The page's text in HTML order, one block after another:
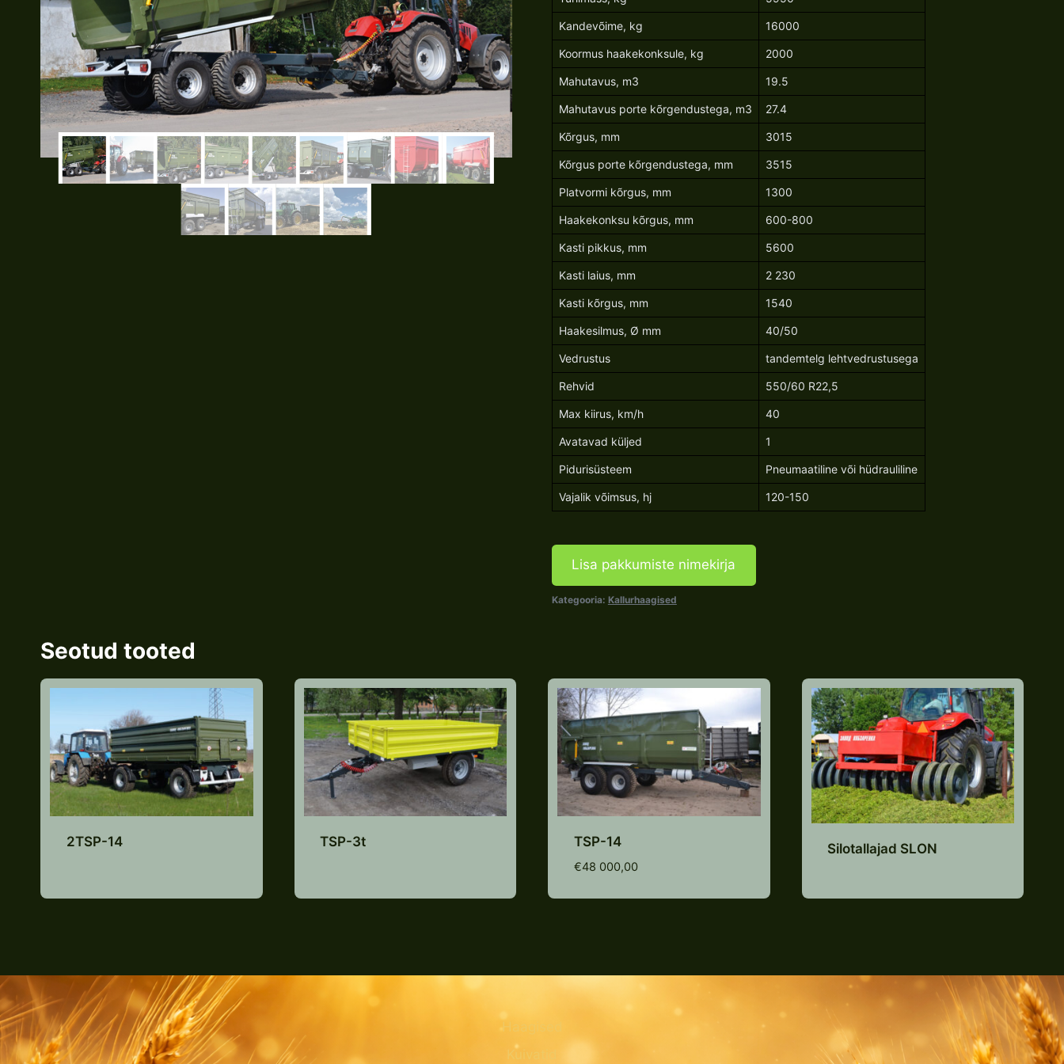
Kandevõime, kg 16000
Koormus haakekonksule, kg 2000
Mahutavus, m3 19.5
Mahutavus porte kõrgendustega, m3 27.4
Kõrgus, mm 3015
Kõrgus porte kõrgendustega, mm 3515
Platvormi kõrgus, mm 1300
Haakekonksu kõrgus, mm 600-800
Kasti pikkus, mm 5600
Kasti laius, mm 2 230
Kasti kõrgus, mm 1540
Haakesilmus, Ø mm 40/50
Vedrustus tandemtelg lehtvedrustusega
Rehvid 550/60 R22,5
Max kiirus, km/h 40
Avatavad küljed 1
Pidurisüsteem Pneumaatiline või hüdrauliline
Vajalik võimsus, hj 120-150
Lisa pakkumiste nimekirja
Kategooria: Kallurhaagised
Seotud tooted
2TSP-14Lisa pakkumiste
TSP-3tLisa pakkumiste
TSP-14
€48 000,00
Lisa pakkumiste
Silotallajad SLON
Lisa pakkumiste
Haagised
Kuivatid